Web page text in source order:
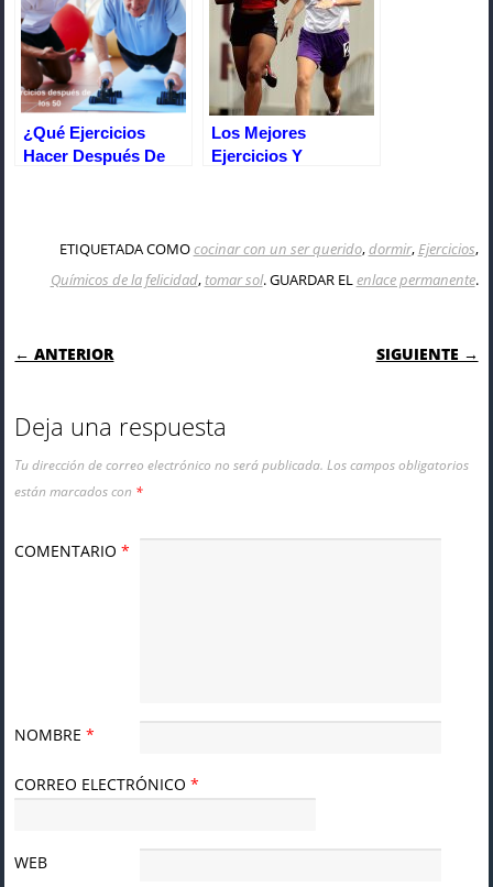
¿Qué Ejercicios
Hacer Después De
Los Mejores
Ejercicios Y
ETIQUETADA COMOcocinar con un ser querido,dormir,Ejercicios,
Químicos de la felicidad, tomar sol. GUARDAR ELenlace permanente.
NAVEGACIÓN DE ENTRADAS
← ANTERIOR SIGUIENTE →
Deja una respuesta
Tu dirección de correo electrónico no será publicada. Los campos obligatorios
están marcados con *
COMENTARIO*
NOMBRE*
CORREO ELECTRÓNICO*
WEB